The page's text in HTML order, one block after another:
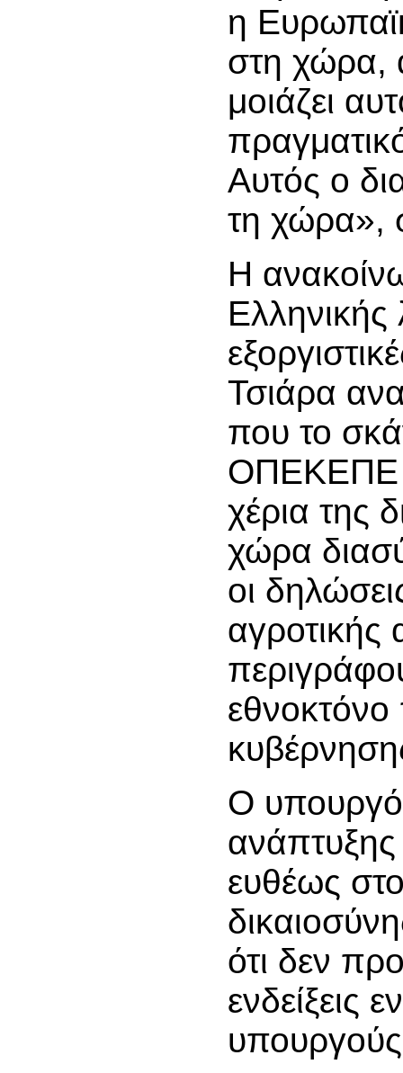
η
στη χώρα,
μοιάζει
Αυτός ο
τη χώρα»,
Η
Ελληνικής
Τσιάρα
που το
ΟΠΕΚΕΠΕ
χέρια της
χώρα
οι
αγροτικής
εθνοκτόνο
Ο
ανάπτυξης
ευθέως
ότι δεν
ενδείξεις